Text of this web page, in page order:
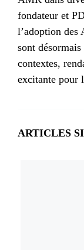
fondateur et
l’adoption des
sont
contextes,
excitante pour
ARTICLES